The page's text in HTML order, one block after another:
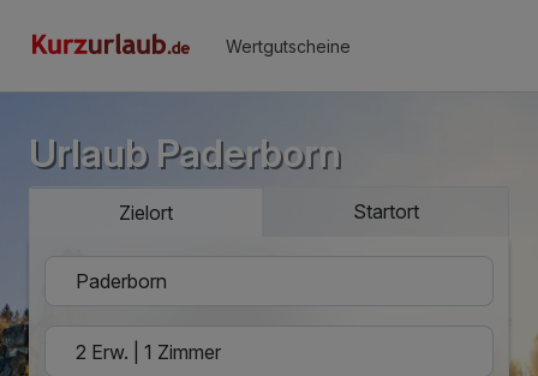
Wertgutscheine
Urlaub Paderborn
Zielort Startort